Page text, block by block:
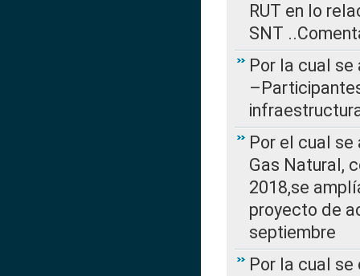
RUT en lo
SNT
Por la cual se
Por el cual
Gas Natural,
2018,se
proyecto de
septiembre
Por la cual se